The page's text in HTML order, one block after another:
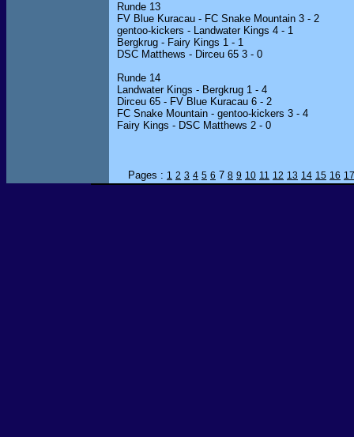
Runde 13
FV Blue Kuracau - FC Snake Mountain 3 - 2
gentoo-kickers - Landwater Kings 4 - 1
Bergkrug - Fairy Kings 1 - 1
DSC Matthews - Dirceu 65 3 - 0
Runde 14
Landwater Kings - Bergkrug 1 - 4
Dirceu 65 - FV Blue Kuracau 6 - 2
FC Snake Mountain - gentoo-kickers 3 - 4
Fairy Kings - DSC Matthews 2 - 0
Pages : 1 2 3 4 5 6 7 8 9 10 11 12 13 14 15 16 17